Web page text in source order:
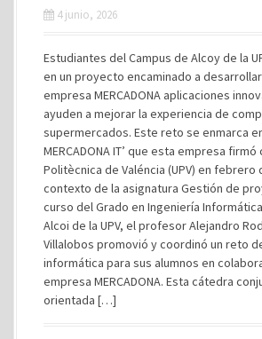
4 junio, 2026
Estudiantes del Campus de Alcoy de la
en un proyecto encaminado a
empresa MERCADONA aplicaciones
ayuden a mejorar la experiencia de
supermercados. Este reto se enmarca
MERCADONA IT’ que esta empresa
Politècnica de Valéncia (UPV) en febrero
contexto de la asignatura Gestión de
curso del Grado en Ingeniería
Alcoi de la UPV, el profesor Alejandro
Villalobos promovió y coordinó un reto
informática para sus alumnos en
empresa MERCADONA. Esta cátedra
orientada […]